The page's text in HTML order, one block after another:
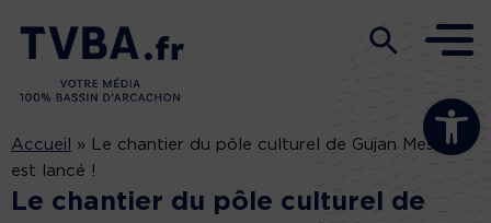
Ouvrir la
Accueil »
Le chantier du pôle culturel de Gujan Mestras
est lancé !
Le chantier du pôle culturel de